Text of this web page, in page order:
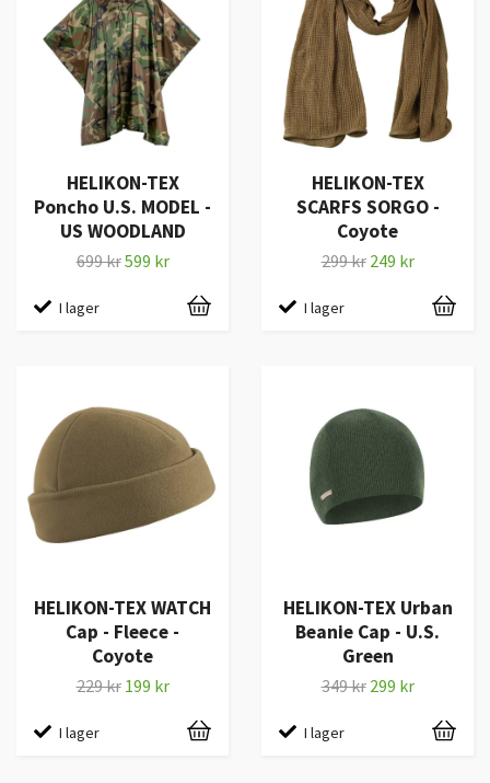
HELIKON-TEX
Poncho U.S. MODEL -
US WOODLAND
699 kr599 kr
I lager
HELIKON-TEX
SCARFS SORGO -
Coyote
299 kr 249 kr
I lager
HELIKON-TEX WATCH
Cap - Fleece -
Coyote
229 kr 199 kr
I lager
HELIKON-TEX Urban
Beanie Cap - U.S.
Green
349 kr 299 kr
I lager